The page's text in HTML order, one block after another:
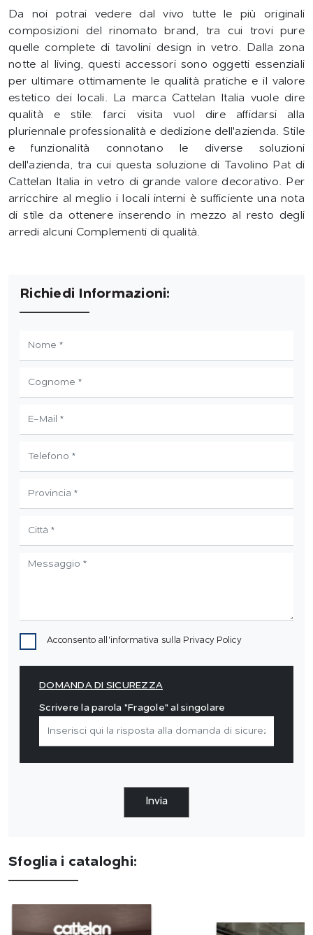
Da noi potrai vedere dal vivo tutte le più originali
composizioni del rinomato brand, tra cui trovi pure
quelle complete di tavolini design in vetro. Dalla zona
notte al living, questi accessori sono oggetti essenziali
per ultimare ottimamente le qualità pratiche e il valore
estetico dei locali. La marca Cattelan Italia vuole dire
qualità e stile: farci visita vuol dire affidarsi alla
pluriennale professionalità e dedizione dell'azienda. Stile
e funzionalità connotano le diverse soluzioni
dell'azienda, tra cui questa soluzione di Tavolino Pat di
Cattelan Italia in vetro di grande valore decorativo. Per
arricchire al meglio i locali interni è sufficiente una nota
di stile da ottenere inserendo in mezzo al resto degli
arredi alcuni Complementi di qualità.
Richiedi Informazioni:
Acconsento all'informativa sulla Privacy Policy
DOMANDA DI SICUREZZA
Scrivere la parola "Fragole" al singolare
Invia
Sfoglia i cataloghi: